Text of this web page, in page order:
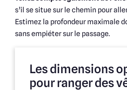
s’il se situe sur le chemin pour
Estimez la profondeur maximale
sans empiéter sur le passage.
Les dimensions
pour ranger des